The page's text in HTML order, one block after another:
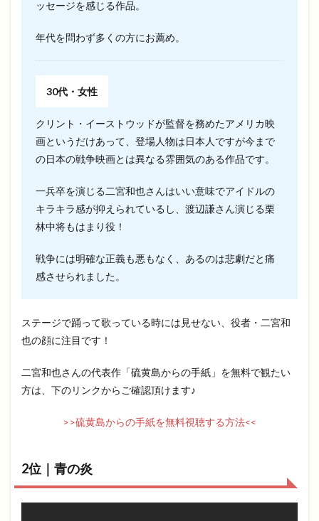
ッセージを感じる作品。
年代を問わず多くの方にお薦め。
30代・女性
クリント・イーストウッドが監督を務めたアメリカ映
画というだけあって、登場人物は日本人ですが今まで
の日本の戦争映画とは異なる雰囲気のある作品です。
一兵卒を演じる二宮和也さんはいい意味でアイドルの
キラキラ感が抑えられているし、渡辺謙さん演じる栗
林中将もはまり役！
戦争には明確な正義も悪もなく、あるのは悲劇だと痛
感させられました。
ステージで踊って歌っている時には見せない、役者・二宮和
也の顔に注目です！
二宮和也さんの代表作「硫黄島からの手紙」を無料で観たい
方は、下のリンクからご確認頂けます♪
>>硫黄島からの手紙を無料視聴する方法<<
2位｜青の炎